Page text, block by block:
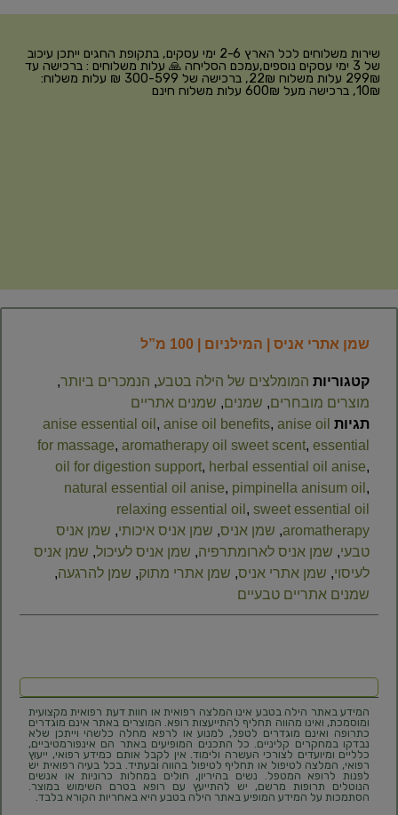
שירות משלוחים לכל הארץ 2-6 ימי עסקים, בתקופת החגים ייתכן עיכוב
של 3 ימי עסקים נוספים,עמכם הסליחה 🙏 עלות משלוחים : ברכישה עד
299₪ עלות משלוח 22₪, ברכישה של 300-599 ₪ עלות משלוח:
10₪, ברכישה מעל 600₪ עלות משלוח חינם
שמן אתרי אניס | המילניום | 100 מ”ל
קטגוריות המומלצים של הילה בטבע, הנמכרים ביותר,
מוצרים מובחרים, שמנים, שמנים אתריים
תגיות
anise essential oil , anise oil benefits, anise oil
for massage, aromatherapy oil sweet scent, essential
oil for digestion support, herbal essential oil anise,
natural essential oil anise, pimpinella anisum oil ,
relaxing essential oil , sweet essential oil
aromatherapy
, שמן אניס, שמן אניס איכותי, שמן אניס
טבעי, שמן אניס לארומתרפיה, שמן אניס לעיכול, שמן אניס
לעיסוי, שמן אתרי אניס, שמן אתרי מתוק, שמן להרגעה,
שמנים אתריים טבעיים
המידע באתר הילה בטבע אינו המלצה רפואית או חוות דעת רפואית מקצועית
ומוסמכת, ואינו מהווה תחליף להתייעצות רופא. המוצרים באתר אינם מוגדרים
כתרופה ואינם מוגדרים לטפל, למנוע או לרפא מחלה כלשהי וייתכן שלא
נבדקו במחקרים קליניים. כל התכנים המופיעים באתר הם אינפורמטיביים,
כלליים ומיועדים לצורכי העשרה ולימוד. אין לקבל אותם כמידע רפואי, ייעוץ
רפואי, המלצה לטיפול או תחליף לטיפול בהווה ובעתיד. בכל בעיה רפואית יש
לפנות לרופא המטפל. נשים בהיריון, חולים במחלות כרוניות או אנשים
הנוטלים תרופות מרשם, יש להתייעץ עם רופא בטרם השימוש במוצר.
הסתמכות על המידע המופיע באתר הילה בטבע היא באחריות הקורא בלבד.